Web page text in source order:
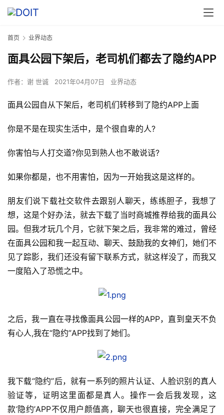
首页 业界动态
面具公园下架后，老司机们都去了隐约APP
作者： 谢 世诚 2021年04月07日 业界动态
面具公园自从下架后，老司机们转移到了隐约APP上面
你是不是在现实生活中，是个很自卑的人?
你害怕与人打交道?你见到熟人也不敢说话?
如果你都是，也不用害怕，因为一开始我这是这样的。
朋友们说下载社交软件去跟别人聊天，练练胆子，我想了
想，这是个好办法，就去下载了当时商城推荐给我的面具公
园。但我才玩几个月，它就下架之后，我非常的难过，曾经
在面具公园和我一起互动、聊天、鼓励我的女神们，她们不
见了踪影，我们还没有留下联系方式，就这样没了，而我又
一度陷入了恐慌之中。
之后，我一直在寻找像面具公园一样的APP，直到皇天不负
有心人,我在“隐约”APP找到了她们。
我下载“隐约”后，就有一系列的照片认证、人脸识别的真人
验证等，证明这里面都是真人。操作一会后我发现，这
款‘隐约’APP不仅用户颜值高，聊天也很直接，完全满足了